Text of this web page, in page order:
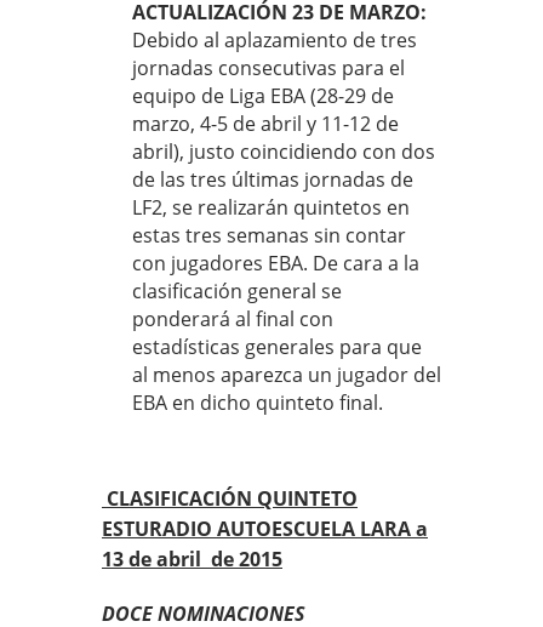
ACTUALIZACIÓN 23 DE MARZO:
Debido al aplazamiento de tres
jornadas consecutivas para el
equipo de Liga EBA (28-29 de
marzo, 4-5 de abril y 11-12 de
abril), justo coincidiendo con dos
de las tres últimas jornadas de
LF2, se realizarán quintetos en
estas tres semanas sin contar
con jugadores EBA. De cara a la
clasificación general se
ponderará al final con
estadísticas generales para que
al menos aparezca un jugador del
EBA en dicho quinteto final.
CLASIFICACIÓN QUINTETO
ESTURADIO AUTOESCUELA LARA a
13 de abril de 2015
DOCE NOMINACIONES